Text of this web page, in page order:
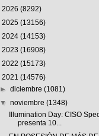
2026 (8292)
2025 (13156)
2024 (14153)
2023 (16908)
2022 (15173)
2021 (14576)
►diciembre(1081)
▼noviembre(1348)
Illumination Day: CISO
presenta 10...